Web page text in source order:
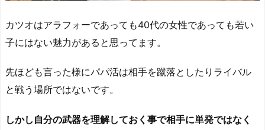
カツオはアラフォーであっても40代の女性であっても若い
子にはない魅力があると思ってます。
先ほども言った様にパパ活は相手を蹴落としたりライバル
と戦う場所ではないです。
しかし自分の武器を理解しておく事で相手に単発ではなく